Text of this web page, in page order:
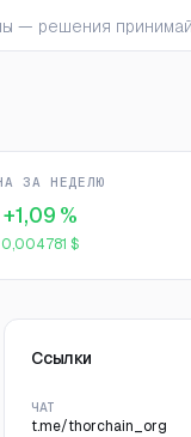
— решения
ЗА НЕДЕЛЮ
+1,09 %
0,004781 $
Ссылки
ЧАТ
t.me/thorchain_org